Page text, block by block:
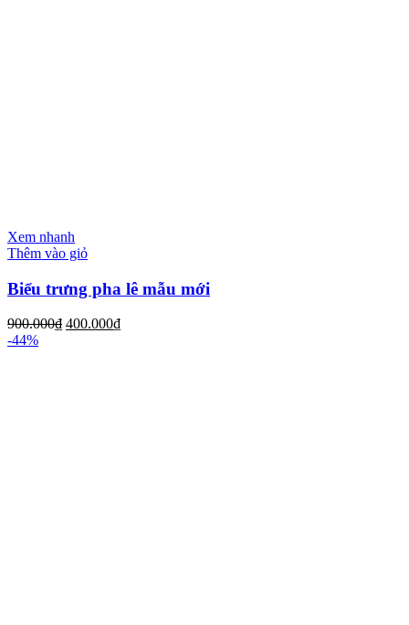
Xem nhanh
Thêm vào giỏ
Biểu trưng pha lê mẫu mới
900.000₫ 400.000₫
-44%